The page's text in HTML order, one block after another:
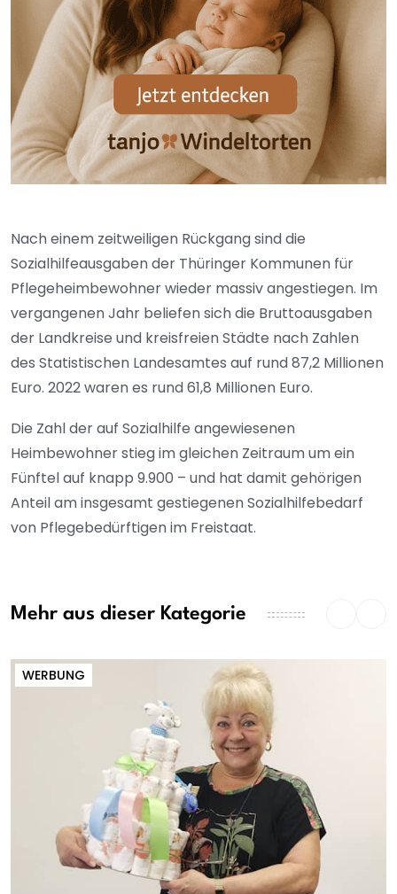
Nach einem zeitweiligen Rückgang sind die
Sozialhilfeausgaben der Thüringer Kommunen für
Pflegeheimbewohner wieder massiv angestiegen. Im
vergangenen Jahr beliefen sich die Bruttoausgaben
der Landkreise und kreisfreien Städte nach Zahlen
des Statistischen Landesamtes auf rund 87,2 Millionen
Euro. 2022 waren es rund 61,8 Millionen Euro.
Die Zahl der auf Sozialhilfe angewiesenen
Heimbewohner stieg im gleichen Zeitraum um ein
Fünftel auf knapp 9.900 – und hat damit gehörigen
Anteil am insgesamt gestiegenen Sozialhilfebedarf
von Pflegebedürftigen im Freistaat.
Mehr aus dieser Kategorie
WERBUNG